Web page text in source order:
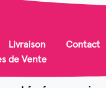
Livraison Contact
de Vente